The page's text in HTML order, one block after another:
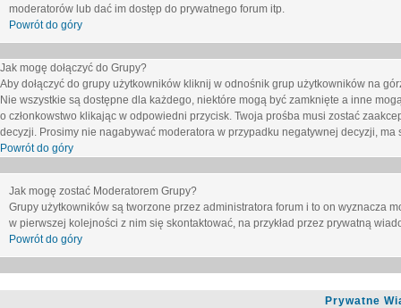
moderatorów lub dać im dostęp do prywatnego forum itp.
Powrót do góry
Jak mogę dołączyć do Grupy?
Aby dołączyć do grupy użytkowników kliknij w odnośnik grup użytkowników na
Nie wszystkie są dostępne dla każdego, niektóre mogą być zamknięte a inne
o członkowstwo klikając w odpowiedni przycisk. Twoja prośba musi zostać
decyzji. Prosimy nie nagabywać moderatora w przypadku negatywnej decyzji, ma
Powrót do góry
Jak mogę zostać Moderatorem Grupy?
Grupy użytkowników są tworzone przez administratora forum i to on wyznacza
w pierwszej kolejności z nim się skontaktować, na przykład przez prywatną
Powrót do góry
Prywatne